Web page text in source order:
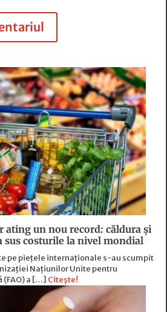
un nou record: căldura și
costurile la nivel mondial
pe piețele internaționale s-au scumpit
Națiunilor Unite pentru
(FAO) a […] Citește!